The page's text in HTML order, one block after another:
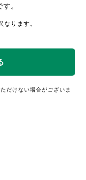
。
ります。
だけない場合がございま